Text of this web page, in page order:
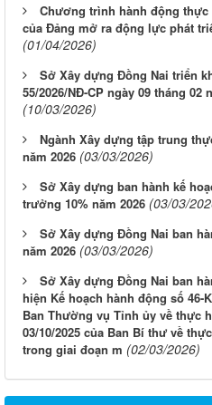
Chương trình hành động
của Đảng mở ra động lực phát
(01/04/2026)
Sở Xây dựng Đồng Nai triển
55/2026/NĐ-CP ngày 09 tháng 02
(10/03/2026)
Ngành Xây dựng tập trung
năm 2026 (03/03/2026)
Sở Xây dựng ban hành kế
trưởng 10% năm 2026 (03/03/
Sở Xây dựng Đồng Nai ban
năm 2026 (03/03/2026)
Sở Xây dựng Đồng Nai ban
hiện Kế hoạch hành động số 46-
Ban Thường vụ Tỉnh ủy về thực
03/10/2025 của Ban Bí thư về
trong giai đoạn m (02/03/2026)
LỊCH CÔNG TÁC CỦA LÃNH
03/8 đến ngày 08/8/2026)
DỰNG (Từ ngày 27/7 đến ngày